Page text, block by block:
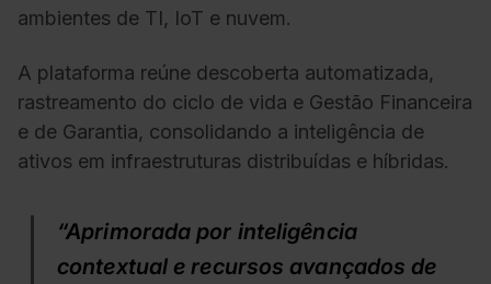
ambientes de TI, IoT e nuvem.
A plataforma reúne descoberta automatizada,
rastreamento do ciclo de vida e Gestão Financeira
e de Garantia, consolidando a inteligência de
ativos em infraestruturas distribuídas e híbridas.
“Aprimorada por inteligência
contextual e recursos avançados de